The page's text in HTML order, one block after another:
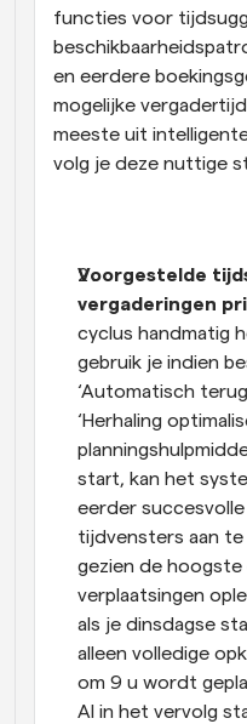
functies voor
en eerdere
mogelijke
meeste uit
volg je deze nuttige
Voorgestelde
vergaderingen
cyclus handmatig
gebruik je indien
‘Automatisch
‘Herhaling
start, kan het
eerder
tijdvensters aan
gezien de
verplaatsingen
als je dinsdagse
alleen volledige
om 9 u wordt
AI in het vervolg